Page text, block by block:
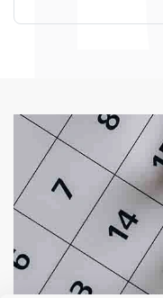
أسباب الماء